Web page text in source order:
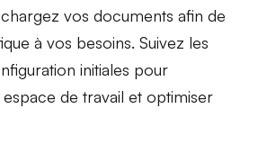
vosdocuments afin de
à vos besoins. Suivez les
initiales pour
de travail et optimiser